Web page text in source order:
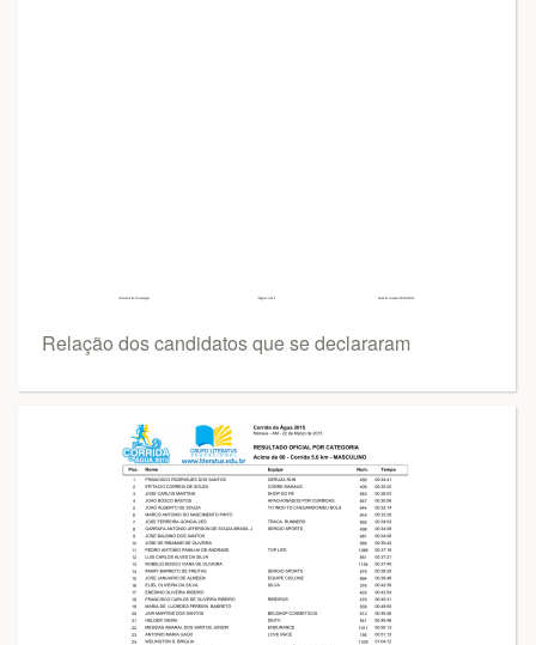
Relação dos candidatos que se declararam